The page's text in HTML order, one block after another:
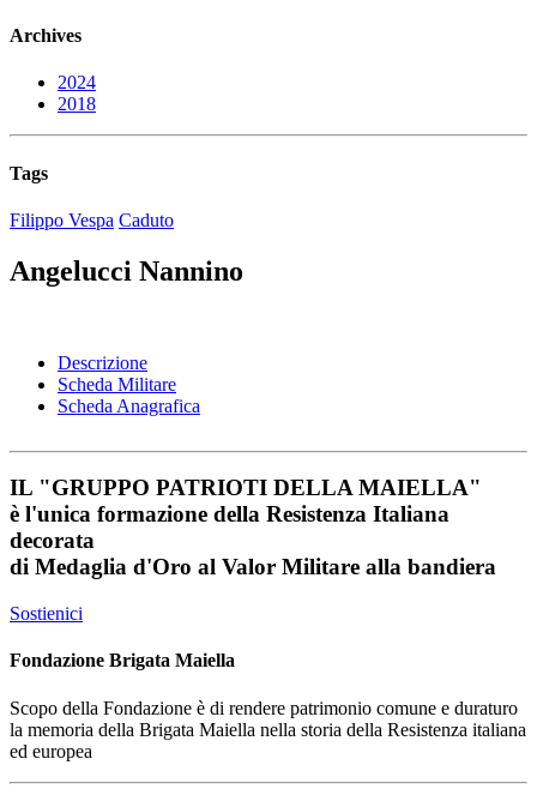
Archives
2024
2018
Tags
Filippo Vespa Caduto
Angelucci Nannino
Descrizione
Scheda Militare
Scheda Anagrafica
IL "GRUPPO PATRIOTI DELLA MAIELLA"
è l'unica formazione della Resistenza Italiana
decorata
di Medaglia d'Oro al Valor Militare alla bandiera
Sostienici
Fondazione Brigata Maiella
Scopo della Fondazione è di rendere patrimonio comune e duraturo
la memoria della Brigata Maiella nella storia della Resistenza italiana
ed europea